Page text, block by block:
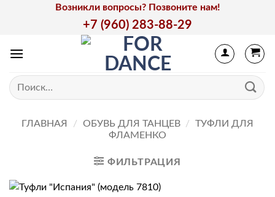
Возникли вопросы? Позвоните нам!
+7 (960) 283-88-29
Искать:
ГЛАВНАЯ / ОБУВЬ ДЛЯ ТАНЦЕВ /
ТУФЛИ ДЛЯ
ФЛАМЕНКО
ФИЛЬТРАЦИЯ